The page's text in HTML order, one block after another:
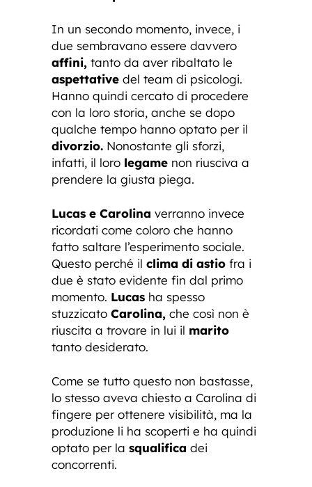
In un secondo momento, invece, i
due sembravano essere davvero
affini, tanto da aver ribaltato le
aspettative del team di psicologi.
Hanno quindi cercato di procedere
con la loro storia, anche se dopo
qualche tempo hanno optato per il
divorzio. Nonostante gli sforzi,
infatti, il loro legame non riusciva a
prendere la giusta piega.
Lucas e Carolina verranno invece
ricordati come coloro che hanno
fatto saltare l’esperimento sociale.
Questo perché il clima di astio fra i
due è stato evidente fin dal primo
momento. Lucas ha spesso
stuzzicato Carolina, che così non è
riuscita a trovare in lui il marito
tanto desiderato.
Come se tutto questo non bastasse,
lo stesso aveva chiesto a Carolina di
fingere per ottenere visibilità, ma la
produzione li ha scoperti e ha quindi
optato per la squalifica dei
concorrenti.